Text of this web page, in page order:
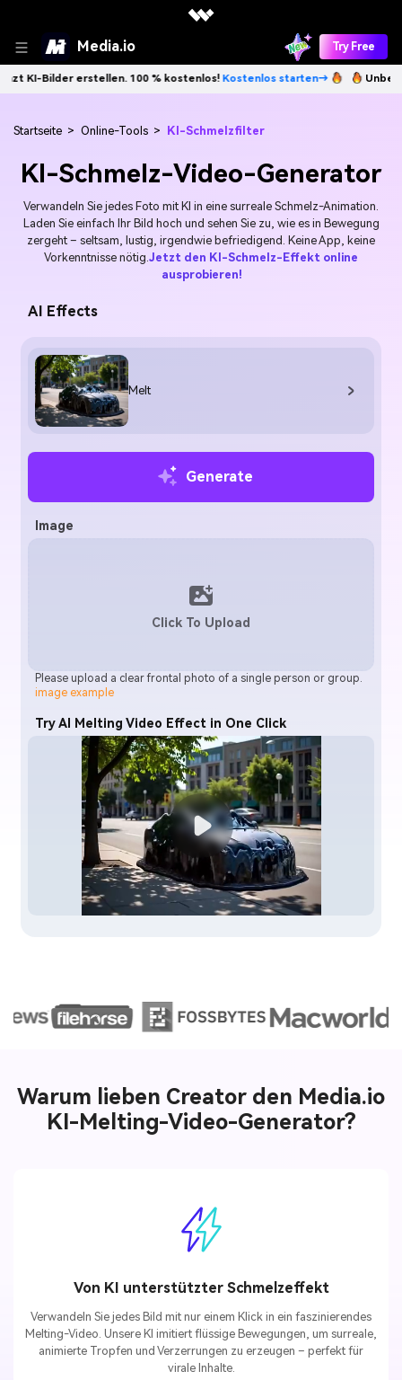
Media.io Try Free
erstellen. 100 % kostenlos!Kostenlos starten→ Unbegrenzt KI-
Startseite > Online-Tools > KI-Schmelzfilter
KI-Schmelz-Video-Generator
Verwandeln Sie jedes Foto mit KI in eine surreale Schmelz-Animation.
Laden Sie einfach Ihr Bild hoch und sehen Sie zu, wie es in Bewegung
zergeht – seltsam, lustig, irgendwie befriedigend. Keine App, keine
Vorkenntnisse nötig. Jetzt den KI-Schmelz-Effekt online
ausprobieren!
AI Effects
Melt
Generate
Image
Click To Upload
Please upload a clear frontal photo of a single person or group.
image example
Try AI Melting Video Effect in One Click
Warum lieben Creator den Media.io
KI-Melting-Video-Generator?
Von KI unterstützter Schmelzeffekt
Verwandeln Sie jedes Bild mit nur einem Klick in ein faszinierendes
Melting-Video. Unsere KI imitiert flüssige Bewegungen, um surreale,
animierte Tropfen und Verzerrungen zu erzeugen – perfekt für
virale Inhalte.